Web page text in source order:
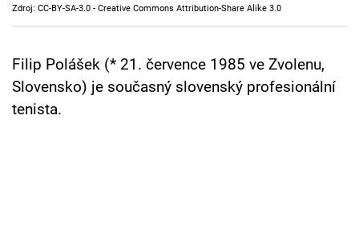
Cool Esport
Pořady
TV Program
Zdroj: CC-BY-SA-3.0 - Creative Commons Attribution-Share Alike 3.0
Filip Polášek (* 21. července 1985 ve Zvolenu,
Slovensko) je současný slovenský profesionální
tenista.